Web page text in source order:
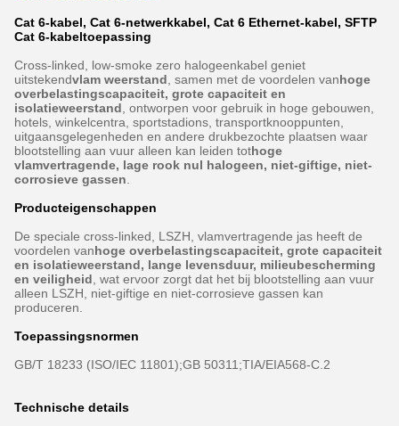
Cat 6-kabel, Cat 6-netwerkkabel, Cat 6 Ethernet-kabel, SFTP
Cat 6-kabeltoepassing
Cross-linked, low-smoke zero halogeenkabel geniet
uitstekendvlam weerstand , samen met de voordelen vanhoge
overbelastingscapaciteit, grote capaciteit en
isolatieweerstand , ontworpen voor gebruik in hoge gebouwen,
hotels, winkelcentra, sportstadions, transportknooppunten,
uitgaansgelegenheden en andere drukbezochte plaatsen waar
blootstelling aan vuur alleen kan leiden tothoge
vlamvertragende, lage rook nul halogeen, niet-giftige, niet-
corrosieve gassen
Producteigenschappen
De speciale cross-linked, LSZH, vlamvertragende jas heeft de
voordelen vanhoge overbelastingscapaciteit, grote capaciteit
en isolatieweerstand, lange levensduur, milieubescherming
en veiligheid , wat ervoor zorgt dat het bij blootstelling aan vuur
alleen LSZH, niet-giftige en niet-corrosieve gassen kan
produceren.
Toepassingsnormen
GB/T 18233 (ISO/IEC 11801);GB 50311;TIA/EIA568-C.2
Technische details